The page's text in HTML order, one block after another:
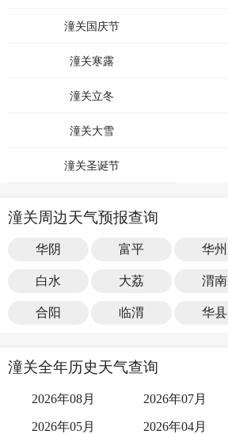
潼关国庆节
潼关寒露
潼关立冬
潼关大雪
潼关圣诞节
潼关周边天气预报查询
华阴 富平 华州
白水 大荔 渭南
合阳 临渭 华县
潼关全年历史天气查询
2026年08月 2026年07月
2026年05月 2026年04月